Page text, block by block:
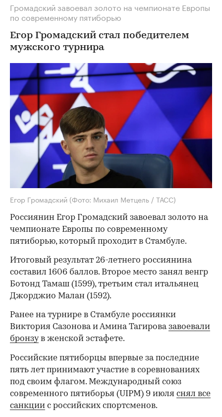
Громадский завоевал золото на чемпионате Европы
по современному пятиборью
Егор Громадский стал победителем
мужского турнира
Егор Громадский (Фото: Михаил Метцель / ТАСС)
Россиянин Егор Громадский завоевал золото на
чемпионате Европы по современному
пятиборью, который проходит в Стамбуле.
Итоговый результат 26-летнего россиянина
составил 1606 баллов. Второе место занял венгр
Ботонд Тамаш (1599), третьим стал итальянец
Джорджио Малан (1592).
Ранее на турнире в Стамбуле россиянки
Виктория Сазонова и Амина Тагировазавоевали
бронзув женской эстафете.
Российские пятиборцы впервые за последние
пять лет принимают участие в соревнованиях
под своим флагом. Международный союз
современного пятиборья (UIPM) 9 июля снял все
санкции с российских спортсменов.